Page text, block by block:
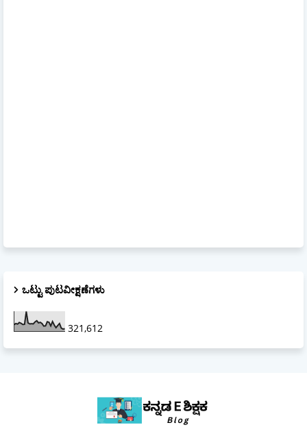
ಒಟ್ಟು ಪುಟವೀಕ್ಷಣೆಗಳು
321,612